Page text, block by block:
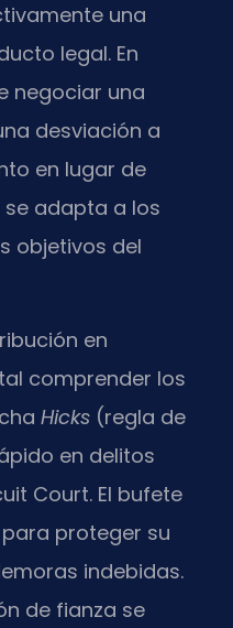
una
legal. En
negociar una
desviación a
en lugar de
adapta a los
objetivos del
en
comprender los
Hicks (regla de
en delitos
Court. El bufete
proteger su
indebidas.
de fianza se